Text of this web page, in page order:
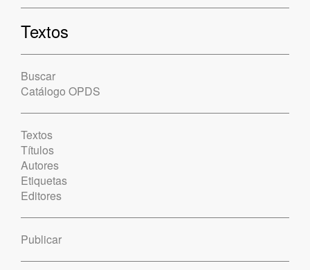
Textos
Buscar
Catálogo OPDS
Textos
Títulos
Autores
Etiquetas
Editores
Publicar